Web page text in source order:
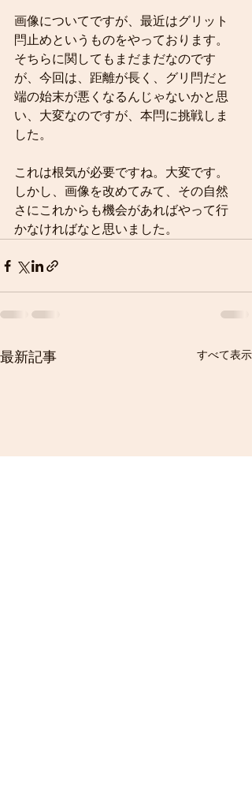
画像についてですが、最近はグリット
閂止めというものをやっております。
そちらに関してもまだまだなのです
が、今回は、距離が長く、グリ閂だと
端の始末が悪くなるんじゃないかと思
い、大変なのですが、本閂に挑戦しま
した。
これは根気が必要ですね。大変です。
しかし、画像を改めてみて、その自然
さにこれからも機会があればやって行
かなければなと思いました。
最新記事 すべて表示